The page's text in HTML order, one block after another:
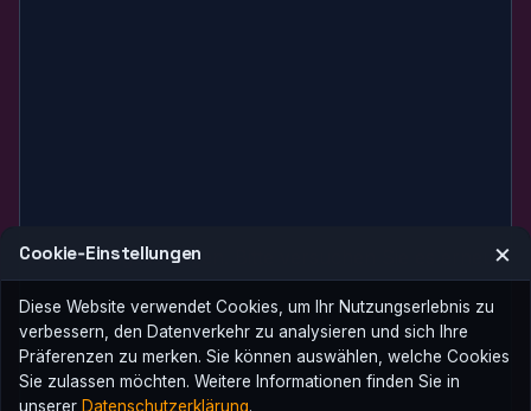
Laden fehlgeschlagen. Bitte versuchen Sie es erneut.
Cookie‑Einstellungen ×
Diese Website verwendet Cookies, um Ihr Nutzungserlebnis zu
verbessern, den Datenverkehr zu analysieren und sich Ihre
Präferenzen zu merken. Sie können auswählen, welche Cookies
Sie zulassen möchten. Weitere Informationen finden Sie in
unserer Datenschutzerklärung.